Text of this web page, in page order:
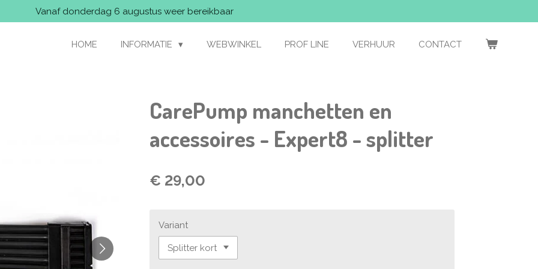
Vanaf donderdag 6 augustus weer bereikbaar
HOME INFORMATIE WEBWINKEL PROF LINE VERHUUR CONTACT
CarePump manchetten en
accessoires - Expert8 - splitter
€ 29,00
Variant